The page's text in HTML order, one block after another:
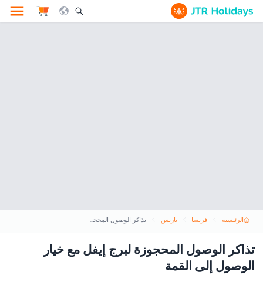
Search Opener Icon
الرئيسية فرنسا باريس تذاكر الوصول المحجوزة لبرج إيفل مع خيار الوصول إلى القمة
تذاكر الوصول المحجوزة لبرج إيفل مع خيار
الوصول إلى القمة